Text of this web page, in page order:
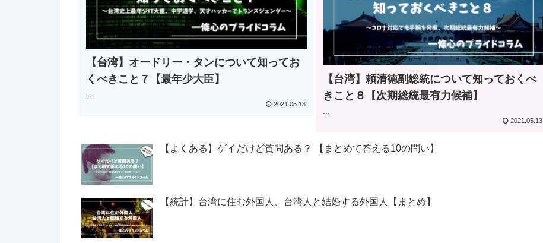
【台湾】オードリー・タンについて知ってお
くべきこと７【最年少大臣】
2021.05.13
【台湾】頼清徳副総統について知っておくべ
きこと８【次期総統最有力候補】
2021.05.13
【よくある】ゲイだけど質問ある？ 【まとめて答える10の問い】
【統計】台湾に住む外国人、台湾人と結婚する外国人【まとめ】